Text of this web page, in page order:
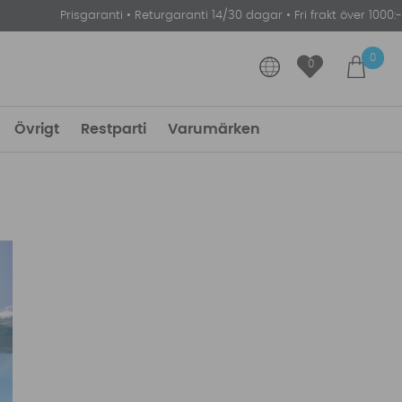
Prisgaranti • Returgaranti 14/30 dagar • Fri frakt över 1000:-
0
0
Övrigt Restparti Varumärken